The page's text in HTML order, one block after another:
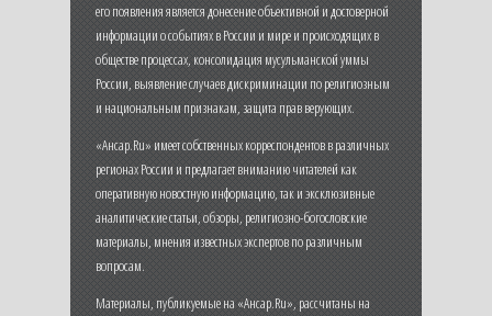
его появления является донесение объективной и достоверной
информации о событиях в России и мире и происходящих в
обществе процессах, консолидация мусульманской уммы
России, выявление случаев дискриминации по религиозным
и национальным признакам, защита прав верующих.
«Ансар.Ru» имеет собственных корреспондентов в различных
регионах России и предлагает вниманию читателей как
оперативную новостную информацию, так и эксклюзивные
аналитические статьи, обзоры, религиозно-богословские
материалы, мнения известных экспертов по различным
вопросам.
Материалы, публикуемые на «Ансар.Ru», рассчитаны на